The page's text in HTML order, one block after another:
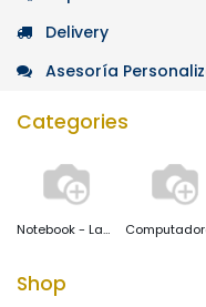
Delivery
Asesoría
Categories
Notebook - Laptop
Shop